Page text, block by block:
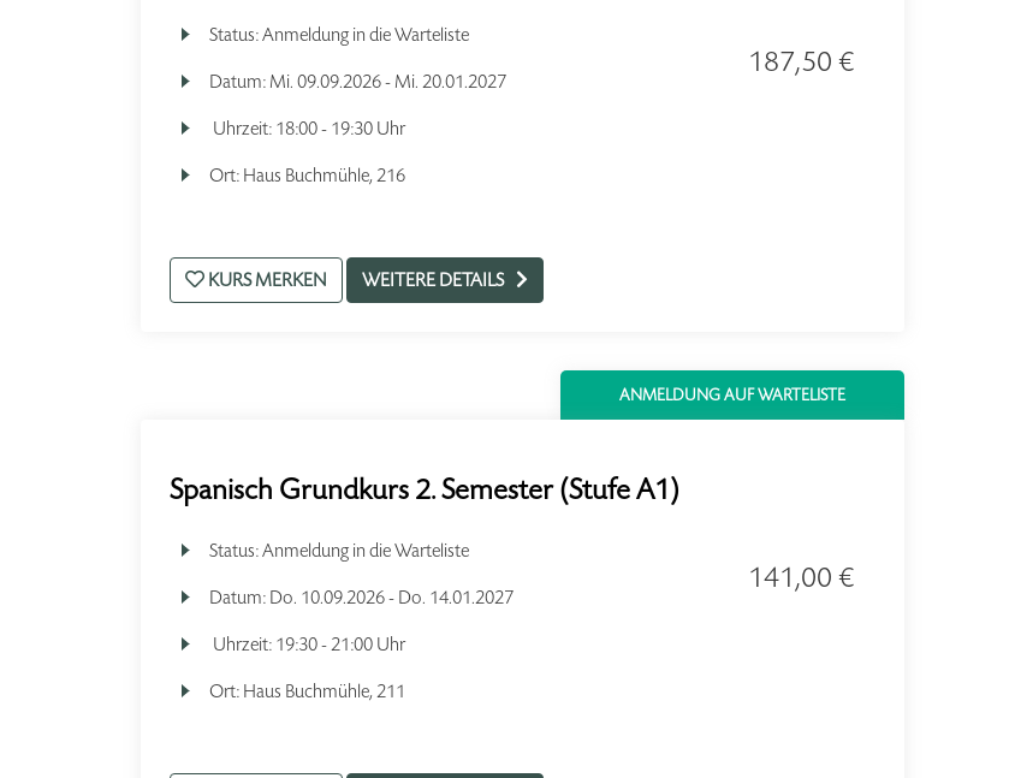
Status:Anmeldung in die Warteliste
Datum: Mi. 09.09.2026 - Mi. 20.01.2027
Uhrzeit: 18:00 - 19:30 Uhr
Ort: Haus Buchmühle, 216
187,50 €
KURS MERKEN WEITERE DETAILS
ANMELDUNG AUF WARTELISTE
Spanisch Grundkurs 2. Semester (Stufe A1)
Status:Anmeldung in die Warteliste
Datum: Do. 10.09.2026 - Do. 14.01.2027
Uhrzeit: 19:30 - 21:00 Uhr
Ort: Haus Buchmühle, 211
141,00 €